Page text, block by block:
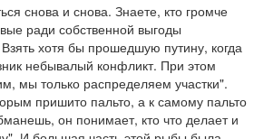
снова и снова. Знаете, кто громче
ради собственной выгоды
хотя бы прошедшую путину, когда
небывалый конфликт. При этом
мы только распределяем участки".
пришито пальто, а к самому пальто
он понимает, кто что делает и